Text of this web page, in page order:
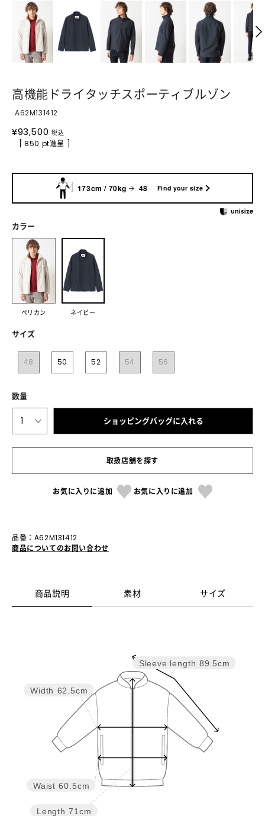
高機能ドライタッチスポーティブルゾン
A62M131412
¥93,500 税込
[ 850 pt進呈 ]
173cm / 70kg 48 Find your size
カラー
ペリカン ネイビー
サイズ
48 50 52 54 56
数量
1 ショッピングバッグに入れる
取扱店舗を探す
お気に入りに追加 お気に入りに追加
品番：A62M131412
商品についてのお問い合わせ
商品説明 素材 サイズ
Sleeve length 89.5cm
Length 71cm
Waist 60.5cm
Width 62.5cm